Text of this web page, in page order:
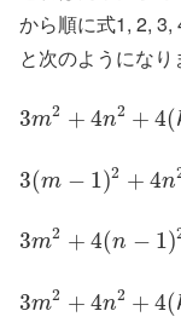
から順に式1, 2,
と次のようになり
3m2 + 4n2 + 4(
3(m − 1)2 + 4n
3m2 + 4(n − 1)
3m2 + 4n2 + 4(